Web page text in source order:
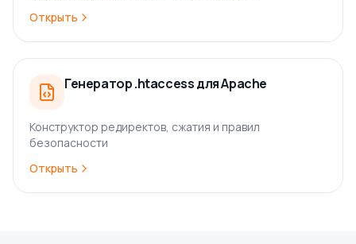
Открыть
Генератор .htaccess для Apache
Конструктор редиректов, сжатия и правил
безопасности
Открыть